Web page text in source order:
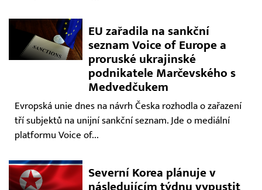
EU zařadila na sankční
seznam Voice of Europe a
proruské ukrajinské
podnikatele Marčevského s
Medvedčukem
Evropská unie dnes na návrh Česka rozhodla o zařazení
tří subjektů na unijní sankční seznam. Jde o mediální
platformu Voice of...
Severní Korea plánuje v
následujícím týdnu vypustit